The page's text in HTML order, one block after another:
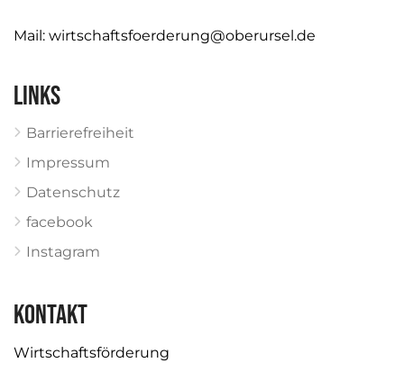
Mail: wirtschaftsfoerderung@oberursel.de
Links
Barrierefreiheit
Impressum
Datenschutz
facebook
Instagram
KONTAKT
Wirtschaftsförderung